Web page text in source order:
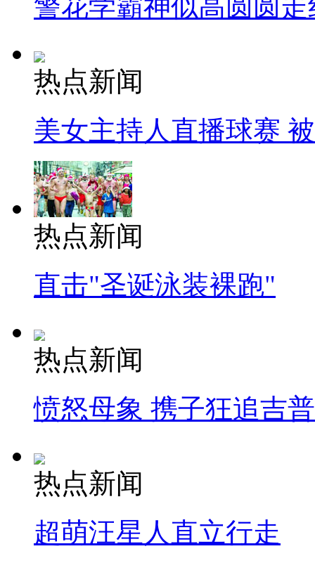
警花学霸神似高圆圆走
热点新闻
美女主持人直播球赛
热点新闻
直击"圣诞泳装裸跑"
热点新闻
愤怒母象 携子狂追吉
热点新闻
超萌汪星人直立行走